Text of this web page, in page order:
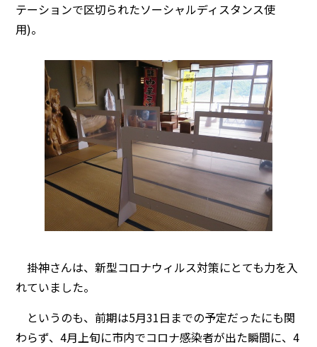
テーションで区切られたソーシャルディスタンス使
用)。
掛神さんは、新型コロナウィルス対策にとても力を入
れていました。
というのも、前期は5月31日までの予定だったにも関
わらず、4月上旬に市内でコロナ感染者が出た瞬間に、4